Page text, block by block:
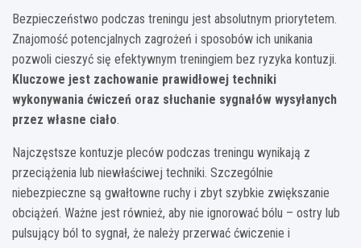
Bezpieczeństwo podczas treningu jest absolutnym priorytetem.
Znajomość potencjalnych zagrożeń i sposobów ich unikania
pozwoli cieszyć się efektywnym treningiem bez ryzyka kontuzji.
Kluczowe jest zachowanie prawidłowej techniki
wykonywania ćwiczeń oraz słuchanie sygnałów wysyłanych
przez własne ciało.
Najczęstsze kontuzje pleców podczas treningu wynikają z
przeciążenia lub niewłaściwej techniki. Szczególnie
niebezpieczne są gwałtowne ruchy i zbyt szybkie zwiększanie
obciążeń. Ważne jest również, aby nie ignorować bólu – ostry lub
pulsujący ból to sygnał, że należy przerwać ćwiczenie i